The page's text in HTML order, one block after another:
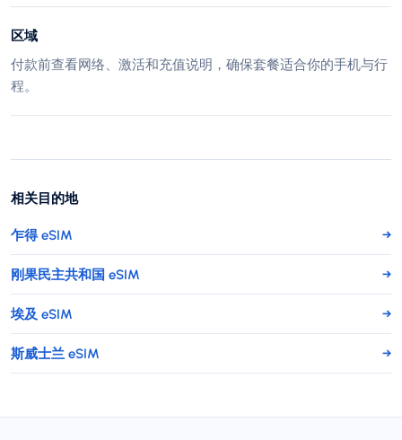
区域
付款前查看网络、激活和充值说明，确保套餐适合你的手机与行
程。
相关目的地
乍得 eSIM →
刚果民主共和国 eSIM →
埃及 eSIM →
斯威士兰 eSIM →